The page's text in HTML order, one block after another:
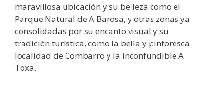
maravillosa ubicación y su belleza como el
Parque Natural de A Barosa, y otras zonas ya
consolidadas por su encanto visual y su
tradición turística, como la bella y pintoresca
localidad de Combarro y la inconfundible A
Toxa.